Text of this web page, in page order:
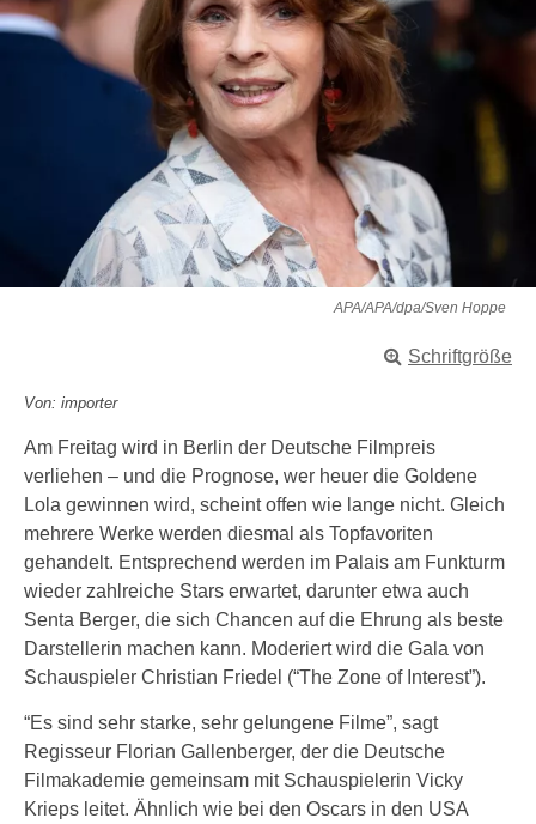
APA/APA/dpa/Sven Hoppe
Schriftgröße
Von: importer
Am Freitag wird in Berlin der Deutsche Filmpreis
verliehen – und die Prognose, wer heuer die Goldene
Lola gewinnen wird, scheint offen wie lange nicht. Gleich
mehrere Werke werden diesmal als Topfavoriten
gehandelt. Entsprechend werden im Palais am Funkturm
wieder zahlreiche Stars erwartet, darunter etwa auch
Senta Berger, die sich Chancen auf die Ehrung als beste
Darstellerin machen kann. Moderiert wird die Gala von
Schauspieler Christian Friedel (“The Zone of Interest”).
“Es sind sehr starke, sehr gelungene Filme”, sagt
Regisseur Florian Gallenberger, der die Deutsche
Filmakademie gemeinsam mit Schauspielerin Vicky
Krieps leitet. Ähnlich wie bei den Oscars in den USA